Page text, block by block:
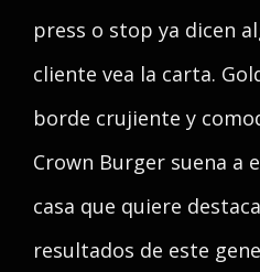
press o stop ya dicen
cliente vea la carta.
borde crujiente y
Crown Burger suena a
casa que quiere
resultados de este